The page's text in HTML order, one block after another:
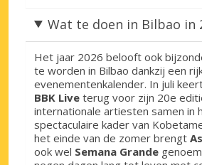
Wat te doen in Bilbao in
Het jaar 2026 belooft ook
te worden in Bilbao dankzij een
evenementenkalender. In juli
BBK Live terug voor zijn 20e
internationale artiesten samen in
spectaculaire kader van
het einde van de zomer brengt
ook wel Semana Grande